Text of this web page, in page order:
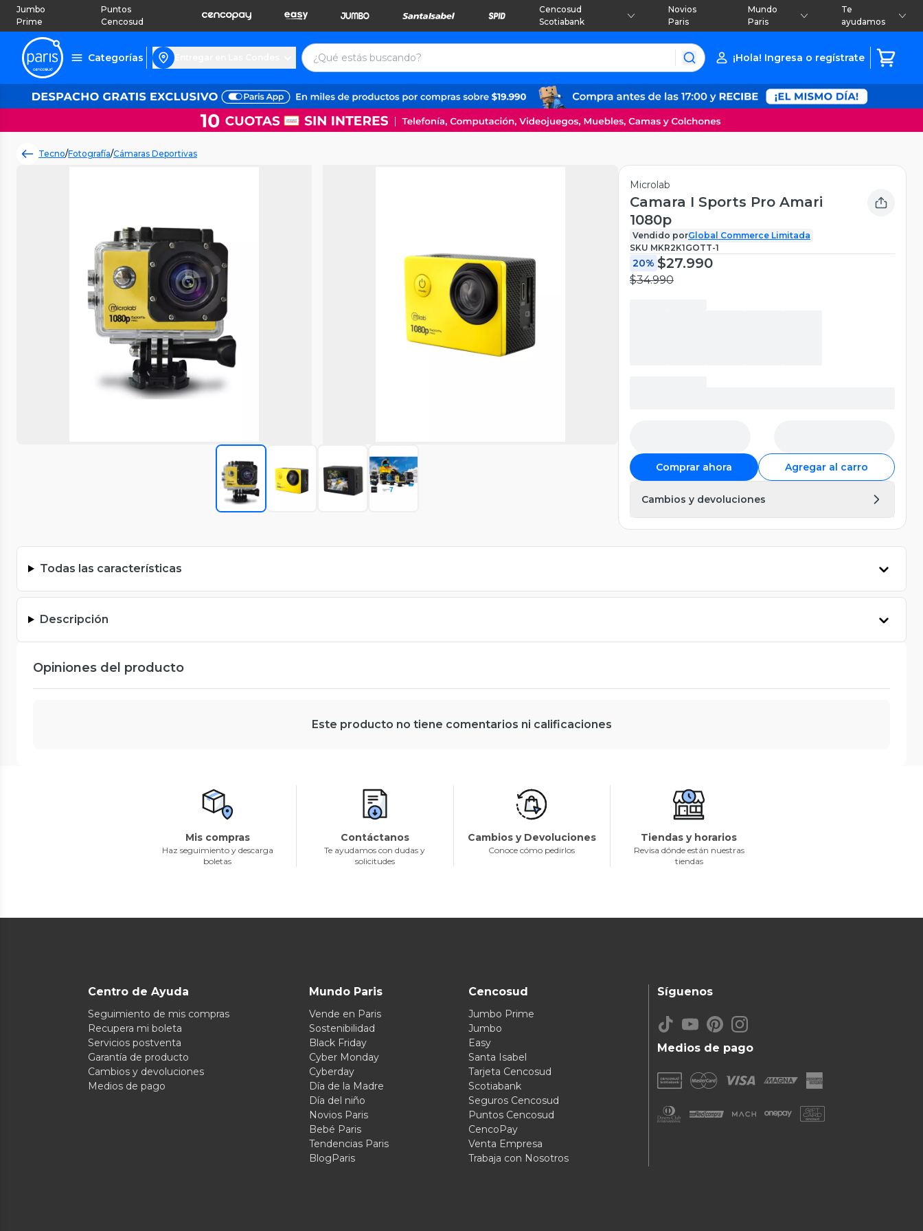
Jumbo
Prime
Puntos
Cencosud
Cencosud
Scotiabank
Novios
Paris
Mundo
Paris
Te
ayudamos
Categorías ¡Hola! Ingresa o regístrate
Tecno/Fotografía/Cámaras Deportivas
Microlab
Camara I Sports Pro Amari
1080p
Vendido porGlobal Commerce Limitada
SKU MKR2K1GOTT-1
20% $27.990
$34.990
Comprar ahora Agregar al carro
Cambios y devoluciones
Todas las características
Descripción
Opiniones del producto
Este producto no tiene comentarios ni calificaciones
Mis compras
Haz seguimiento y descarga
boletas
Contáctanos
Te ayudamos con dudas y
solicitudes
Cambios y Devoluciones
Conoce cómo pedirlos
Tiendas y horarios
Revisa dónde están nuestras
tiendas
Centro de Ayuda
Seguimiento de mis compras
Recupera mi boleta
Servicios postventa
Garantía de producto
Cambios y devoluciones
Medios de pago
Mundo Paris
Vende en Paris
Sostenibilidad
Black Friday
Cyber Monday
Cyberday
Día de la Madre
Día del niño
Novios Paris
Bebé Paris
Tendencias Paris
BlogParis
Cencosud
Jumbo Prime
Jumbo
Easy
Santa Isabel
Tarjeta Cencosud
Scotiabank
Seguros Cencosud
Puntos Cencosud
CencoPay
Venta Empresa
Trabaja con Nosotros
Medios de pago
Síguenos